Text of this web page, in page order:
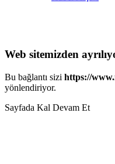
Web sitemizden
Bu bağlantı sizi https://
yönlendiriyor.
Sayfada Kal Devam Et